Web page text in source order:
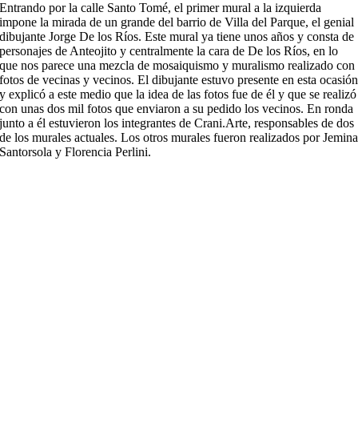
Entrando por la calle Santo Tomé, el primer mural a la izquierda
impone la mirada de un grande del barrio de Villa del Parque, el genial
dibujante Jorge De los Ríos. Este mural ya tiene unos años y consta de
personajes de Anteojito y centralmente la cara de De los Ríos, en lo
que nos parece una mezcla de mosaiquismo y muralismo realizado con
fotos de vecinas y vecinos. El dibujante estuvo presente en esta ocasión
y explicó a este medio que la idea de las fotos fue de él y que se realizó
con unas dos mil fotos que enviaron a su pedido los vecinos. En ronda
junto a él estuvieron los integrantes de Crani.Arte, responsables de dos
de los murales actuales. Los otros murales fueron realizados por Jemina
Santorsola y Florencia Perlini.